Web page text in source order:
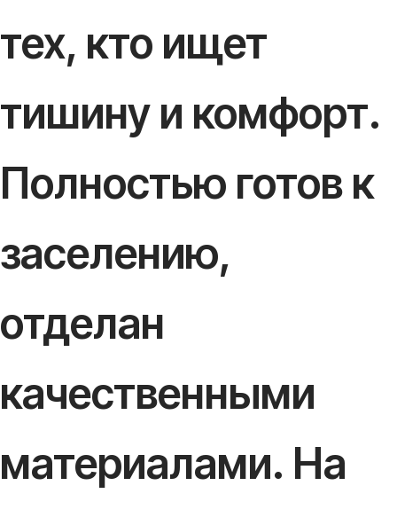
тех, кто ищет
тишину и комфорт.
Полностью готов к
заселению,
отделан
качественными
материалами. На